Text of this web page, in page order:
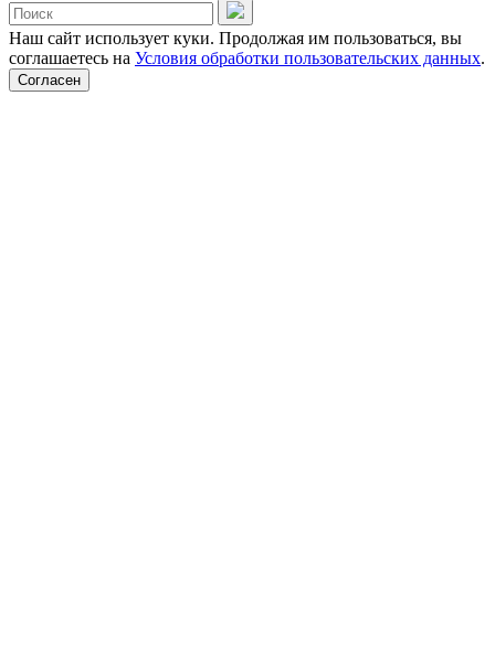
Наш сайт использует куки. Продолжая им пользоваться, вы
соглашаетесь на Условия обработки пользовательских данных.